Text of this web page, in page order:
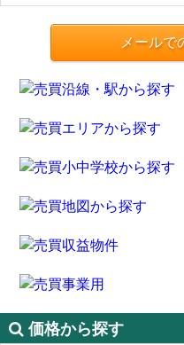
メールで
価格から探す